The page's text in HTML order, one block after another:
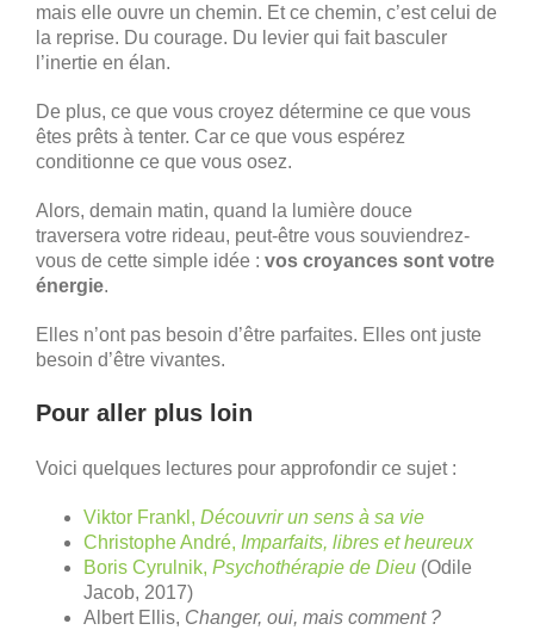
mais elle ouvre un chemin. Et ce chemin, c’est celui de
la reprise. Du courage. Du levier qui fait basculer
l’inertie en élan.
De plus, ce que vous croyez détermine ce que vous
êtes prêts à tenter. Car ce que vous espérez
conditionne ce que vous osez.
Alors, demain matin, quand la lumière douce
traversera votre rideau, peut-être vous souviendrez-
vous de cette simple idée : vos croyances sont votre
énergie.
Elles n’ont pas besoin d’être parfaites. Elles ont juste
besoin d’être vivantes.
Pour aller plus loin
Voici quelques lectures pour approfondir ce sujet :
Viktor Frankl, Découvrir un sens à sa vie
Christophe André, Imparfaits, libres et heureux
Boris Cyrulnik, Psychothérapie de Dieu (Odile
Jacob, 2017)
Albert Ellis, Changer, oui, mais comment ?